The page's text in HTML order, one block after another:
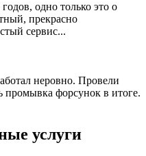
одно только это о
прекрасно
сервис...
неровно. Провели
промывка форсунок в итоге.
услуги